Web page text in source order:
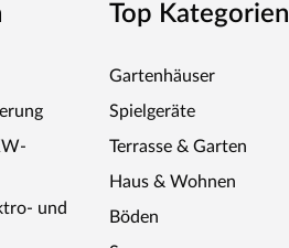
und
Top Kategorien
Gartenhäuser
Spielgeräte
Terrasse & Garten
Haus & Wohnen
Böden